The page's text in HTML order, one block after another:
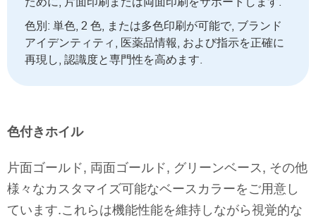
色別: 単色, 2 色, または多色印刷が可能で, ブランド
アイデンティティ, 医薬品情報, および指示を正確に
再現し, 認識度と専門性を高めます.
色付きホイル
片面ゴールド, 両面ゴールド, グリーンベース, その他
様々なカスタマイズ可能なベースカラーをご用意し
ています.これらは機能性能を維持しながら視覚的な